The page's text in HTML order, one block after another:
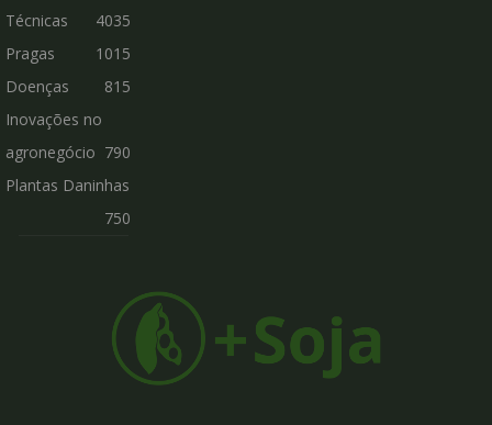
Técnicas
4035
Pragas
1015
Doenças
815
Inovações no
agronegócio 790
Plantas Daninhas
750